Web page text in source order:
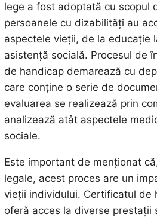
lege a fost adoptată cu scopul
persoanele cu dizabilități au
aspectele vieții, de la educație
asistență socială. Procesul de
de handicap demarează cu
care conține o serie de
evaluarea se realizează prin
analizează atât aspectele
sociale.
Este important de menționat
legale, acest proces are un
vieții individului. Certificatul de
oferă acces la diverse prestații